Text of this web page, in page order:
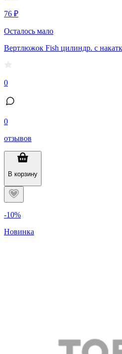
76 ₽
Осталось мало
Вертлюжок Fish цилиндр. с
0
0
отзывов
В корзину
-10%
Новинка